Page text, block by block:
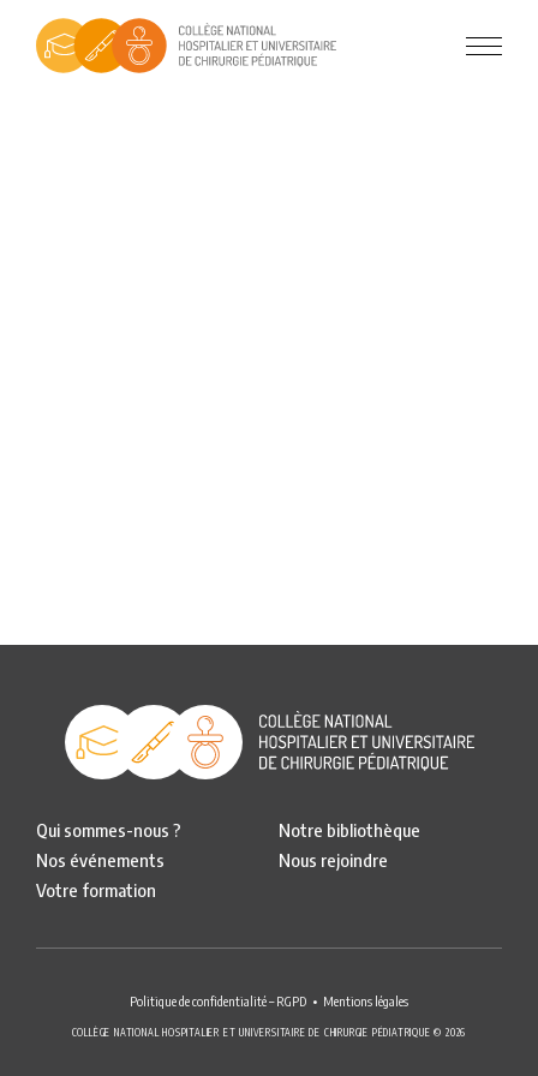
Qui sommes-nous ?
Nos événements
Votre formation
Notre bibliothèque
Nous rejoindre
Politique de confidentialité – RGPD Mentions légales
COLLÈGE NATIONAL HOSPITALIER ET UNIVERSITAIRE DE CHIRURGIE PÉDIATRIQUE © 2026